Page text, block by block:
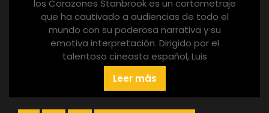
los Corazones Stanbrook es un cortometraje
que ha cautivado a audiencias de todo el
mundo con su poderosa narrativa y su
emotiva interpretación. Dirigido por el
talentoso cineasta español, Luis
Leer más